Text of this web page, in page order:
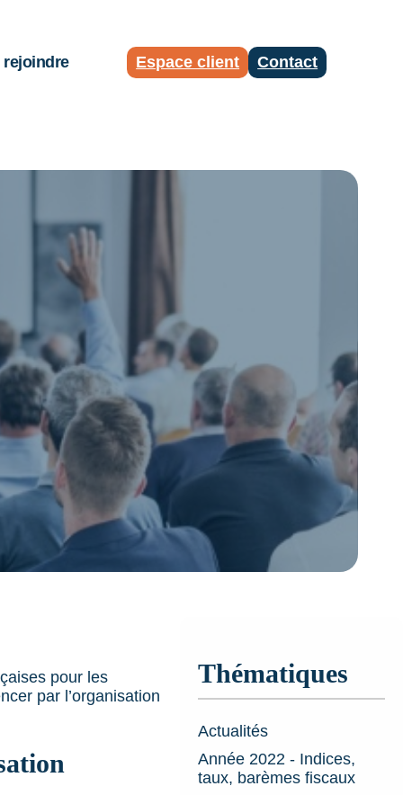
rejoindre Espace client Contact
pour les
par l’organisation
Thématiques
Actualités
Année 2022 - Indices,
taux, barèmes fiscaux